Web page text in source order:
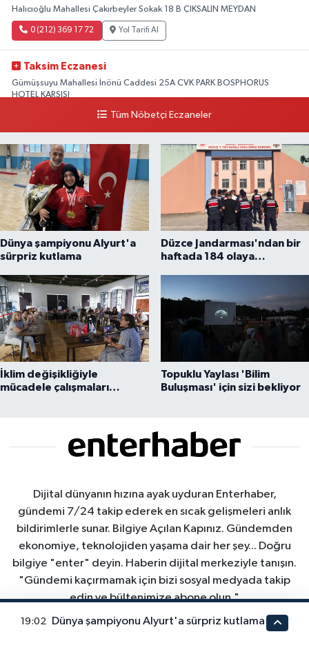
Halıcıoğlu Mahallesi Çakırbeyler Sokak 18 B ÇIKSALIN MEYDAN
0 (212) 369 17 72 Yol Tarifi Al
Taksim Eczanesi
Gümüşsuyu Mahallesi İnönü Caddesi 25A CVK PARK BOSPHORUS
HOTEL KARŞISI
Yol Tarifi Al
Tüm Nöbetçi Eczaneler
Dünya şampiyonu Alyurt'a
sürpriz kutlama
Düzce Jandarması'ndan bir
haftada 184 olaya
İklim değişikliğiyle
mücadele çalışmaları
Topuklu Yaylası 'Bilim
Buluşması' için sizi bekliyor
Dijital dünyanın hızına ayak uyduran Enterhaber,
gündemi 7/24 takip ederek en sıcak gelişmeleri anlık
bildirimlerle sunar. Bilgiye Açılan Kapınız. Gündemden
ekonomiye, teknolojiden yaşama dair her şey... Doğru
bilgiye "enter" deyin. Haberin dijital merkeziyle tanışın.
"Gündemi kaçırmamak için bizi sosyal medyada takip
edin ve bültenimize abone olun."
19:02 Dünya şampiyonu Alyurt'a sürpriz kutlama